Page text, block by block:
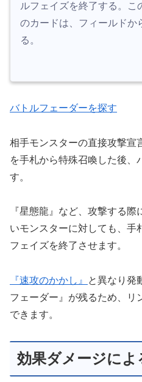
ルフェイズを終了する。こ
のカードは、フィールドか
る。
バトルフェーダーを探す
相手モンスターの直接攻撃宣
を手札から特殊召喚した後、
す。
『星態龍』など、攻撃する
いモンスターに対しても、手
フェイズを終了させます。
『速攻のかかし』
と異なり発
フェーダー』が残るため、リ
できます。
効果ダメージに